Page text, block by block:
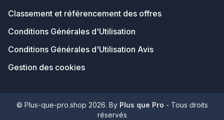
Classement et référencement des offres
Conditions Générales d'Utilisation
Conditions Générales d'Utilisation Avis
Gestion des cookies
© Plus-que-pro.shop 2026. By Plus que Pro - Tous droits
réservés